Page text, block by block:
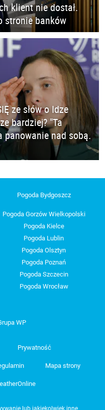
klient nie dostał.
stronie banków
ze słów o Idze
bardziej? "Ta
panowanie nad sobą.
Pogoda Bydgoszcz
Pogoda Gorzów Wielkopolski
Pogoda Kielce
Pogoda Lublin
Pogoda Olsztyn
Pogoda Poznań
Pogoda Szczecin
Pogoda Wrocław
WP
Prywatność
Mapa strony
lub jakiekolwiek inne